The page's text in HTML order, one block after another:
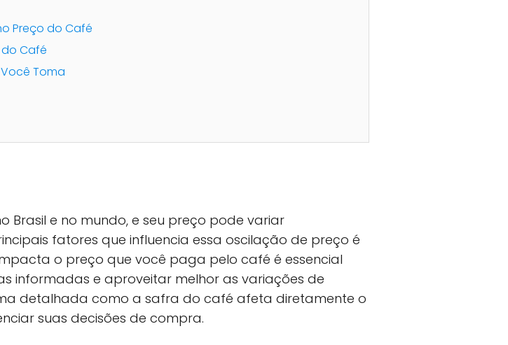
Preço do Café
Café
Toma
Brasil e no mundo, e seu preço pode variar
fatores que influencia essa oscilação de preço é
o preço que você paga pelo café é essencial
informadas e aproveitar melhor as variações de
detalhada como a safra do café afeta diretamente o
suas decisões de compra.